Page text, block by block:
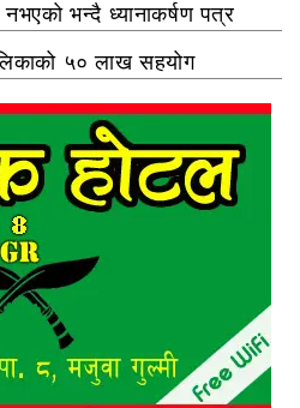
नभएको भन्दै ध्यानाकर्षण पत्र
५० लाख सहयोग